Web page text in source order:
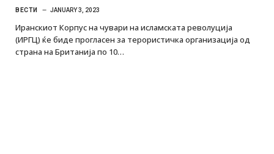
ВЕСТИ JANUARY 3, 2023
Иранскиот Корпус на чувари на исламската револуција
(ИРГЦ) ќе биде прогласен за терористичка организација од
страна на Британија по 10…